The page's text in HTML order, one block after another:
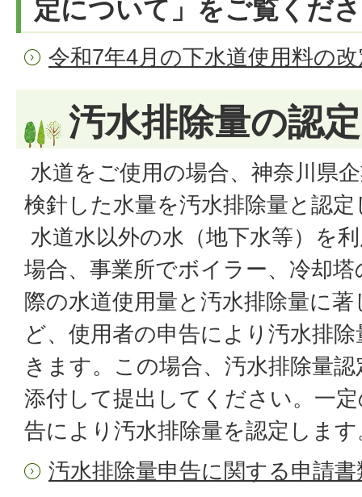
定について」をご覧くだ
令和7年4月の下水道使用料の
汚水排除量の認定
水道をご使用の場合、神奈川県
検針した水量を汚水排除量と認
水道水以外の水（地下水等）を
場合、事業所でボイラー、冷却
際の水道使用量と汚水排除量に
ど、使用者の申告により汚水排
きます。この場合、汚水排除量
添付して提出してください。一
告により汚水排除量を認定します
汚水排除量申告に関する申請書